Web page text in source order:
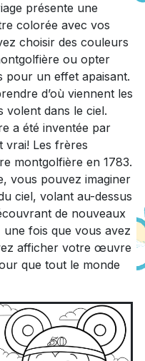
présente une
colorée avec vos
choisir des couleurs
ou opter
pour un effet apaisant.
d’où viennent les
volent dans le ciel.
a été inventée par
vrai! Les frères
montgolfière en 1783.
vous pouvez imaginer
ciel, volant au-dessus
de nouveaux
fois que vous avez
afficher votre œuvre
que tout le monde